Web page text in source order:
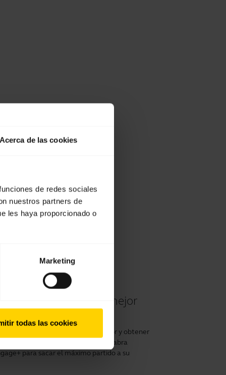
Acerca de las cookies
de redes sociales
nuestros partners de
les haya proporcionado o
Marketing
todas las cookies
y 50 II y obtener el mejor
Engage 40 o 50 II con un ordenador y obtener
Jabra Direct y la aplicación Jabra
para sacar el máximo partido a su